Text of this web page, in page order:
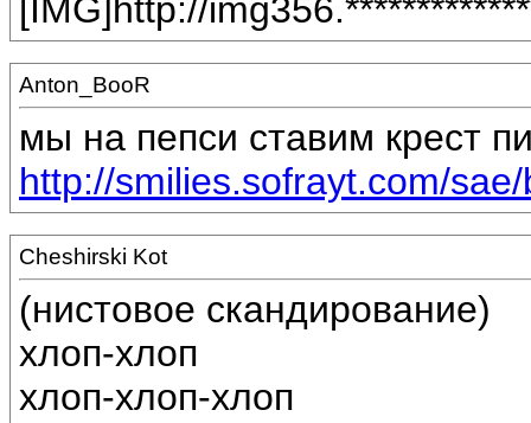
[IMG]http://
Anton_BooR
мы на пепси ставим крест
http://smilies.sofrayt.com/
Cheshirski Kot
(нистовое скандирование)
хлоп-хлоп
хлоп-хлоп-хлоп